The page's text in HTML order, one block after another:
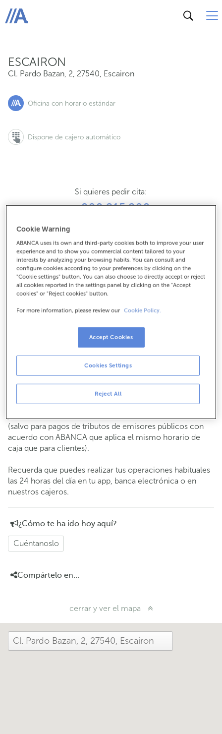
ABANCA
ESCAIRON
Cl. Pardo Bazan, 2, 27540, Escairon
Oficina con horario estándar
Dispone de cajero automático
Si quieres pedir cita:
900 815 200
982452056
Cómo llegar
Gestiones comerciales
8:15 a 14:00.
cita previay te atenderemos el día y hora
Operaciones con efectivo
Clientes: de lunes a viernes de 8:15 a 11:00
Si no eres cliente, el horario de caja será losmartes y
(salvo para pagos de tributos de emisores públicos con
acuerdo con ABANCA que aplica el mismo horario de
caja que para clientes).
Recuerda que puedes realizar tus operaciones habituales
las 24 horas del día en tu app, banca electrónica o en
nuestros cajeros.
¿Cómo te ha ido hoy aquí?
Cuéntanoslo
Compártelo en...
cerrar y ver el mapa
Cookie Warning
ABANCA uses its own and third-party cookies both to improve your user
experience and to show you commercial content tailored to your
interests by analyzing your browsing habits. You can consult and
configure cookies according to your preferences by clicking on the
"Cookie settings" button. You can also choose to directly accept or reject
all cookies reported in the settings panel by clicking on the "Accept
cookies" or "Reject cookies" button.
For more information, please review our Cookie Policy.
Reject All
Cookies Settings
Accept Cookies
Cl. Pardo Bazan, 2, 27540, Escairon